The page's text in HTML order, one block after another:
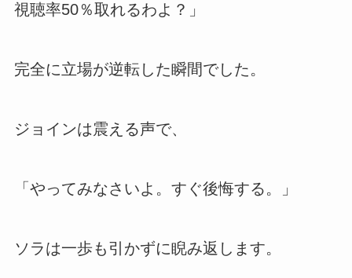
視聴率50％取れるわよ？」
完全に立場が逆転した瞬間でした。
ジョインは震える声で、
「やってみなさいよ。すぐ後悔する。」
ソラは一歩も引かずに睨み返します。